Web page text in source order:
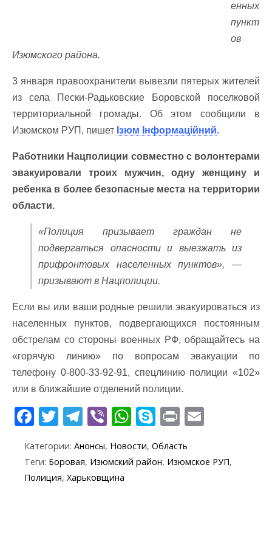
енных
пункт
ов
Изюмского района.
3 января правоохранители вывезли пятерых жителей
из села Пески-Радьковские Боровской поселковой
территориальной громады. Об этом сообщили в
Изюмском РУП, пишет Ізюм Інформаційний.
Работники Нацполиции совместно с волонтерами
эвакуировали троих мужчин, одну женщину и
ребенка в более безопасные места на территории
области.
«Полиция призывает граждан не
подвергаться опасности и выезжать из
прифронтовых населенных пунктов», —
призывают в Нацполиции.
Если вы или ваши родные решили эвакуироваться из
населенных пунктов, подвергающихся постоянным
обстрелам со стороны военных РФ, обращайтесь на
«горячую линию» по вопросам эвакуации по
телефону 0-800-33-92-91, спецлинию полиции «102»
или в ближайшие отделений полиции.
F
e
b
T
itt
er
T
e
gr
Vi
er
W
at
s
S
k
y
p
Pr
t ai
Категории: Анонсы, Новости, Область
Теги: Боровая, Изюмский район, Изюмское РУП,
Полиция, Харьковщина